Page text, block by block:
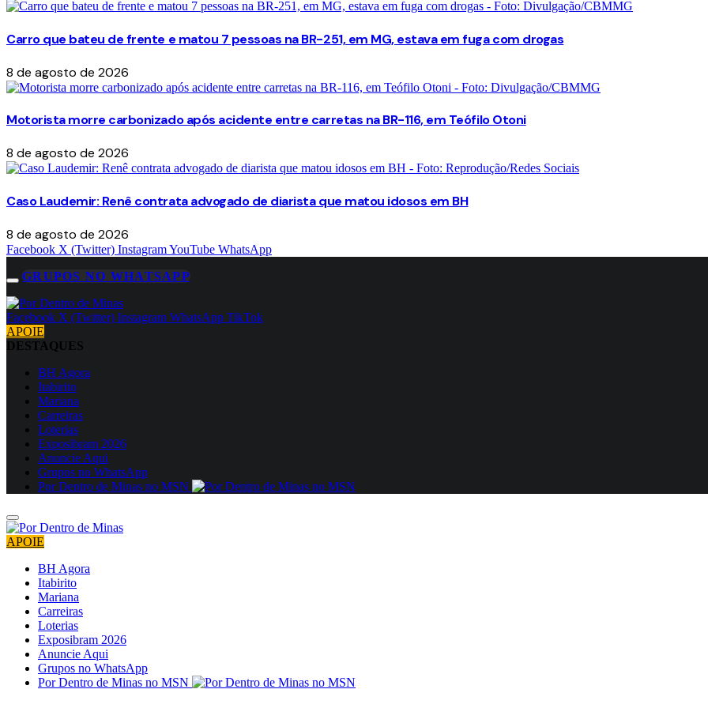
Carro que bateu de frente e matou 7 pessoas na BR-251, em MG, estava em fuga com drogas
8 de agosto de 2026
Motorista morre carbonizado após acidente entre carretas na BR-116, em Teófilo Otoni
8 de agosto de 2026
Caso Laudemir: Renê contrata advogado de diarista que matou idosos em BH
8 de agosto de 2026
Facebook X (Twitter) InstagramYouTube WhatsApp
GRUPOS NO WHATSAPP
Facebook X (Twitter) Instagram WhatsApp TikTok
APOIE
DESTAQUES
BH Agora
Itabirito
Mariana
Carreiras
Loterias
Exposibram 2026
Anuncie Aqui
Grupos no WhatsApp
Por Dentro de Minas no MSN
APOIE
BH Agora
Itabirito
Mariana
Carreiras
Loterias
Exposibram 2026
Anuncie Aqui
Grupos no WhatsApp
Por Dentro de Minas no MSN